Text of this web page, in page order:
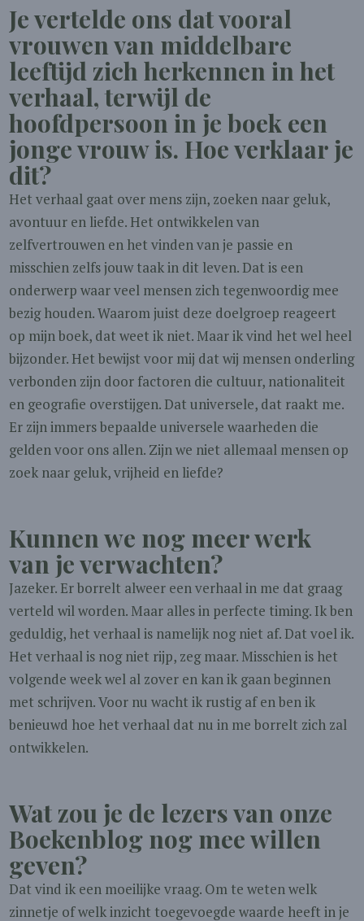
Je vertelde ons dat vooral
vrouwen van middelbare
leeftijd zich herkennen in het
verhaal, terwijl de
hoofdpersoon in je boek een
jonge vrouw is. Hoe verklaar je
dit?
Het verhaal gaat over mens zijn, zoeken naar geluk,
avontuur en liefde. Het ontwikkelen van
zelfvertrouwen en het vinden van je passie en
misschien zelfs jouw taak in dit leven. Dat is een
onderwerp waar veel mensen zich tegenwoordig mee
bezig houden. Waarom juist deze doelgroep reageert
op mijn boek, dat weet ik niet. Maar ik vind het wel heel
bijzonder. Het bewijst voor mij dat wij mensen onderling
verbonden zijn door factoren die cultuur, nationaliteit
en geografie overstijgen. Dat universele, dat raakt me.
Er zijn immers bepaalde universele waarheden die
gelden voor ons allen. Zijn we niet allemaal mensen op
zoek naar geluk, vrijheid en liefde?
Kunnen we nog meer werk
van je verwachten?
Jazeker. Er borrelt alweer een verhaal in me dat graag
verteld wil worden. Maar alles in perfecte timing. Ik ben
geduldig, het verhaal is namelijk nog niet af. Dat voel ik.
Het verhaal is nog niet rijp, zeg maar. Misschien is het
volgende week wel al zover en kan ik gaan beginnen
met schrijven. Voor nu wacht ik rustig af en ben ik
benieuwd hoe het verhaal dat nu in me borrelt zich zal
ontwikkelen.
Wat zou je de lezers van onze
Boekenblog nog mee willen
geven?
Dat vind ik een moeilijke vraag. Om te weten welk
zinnetje of welk inzicht toegevoegde waarde heeft in je